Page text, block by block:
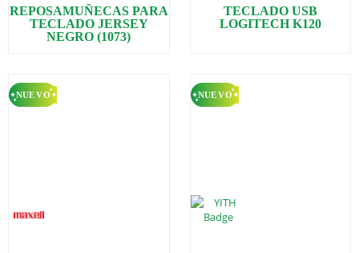
REPOSAMUÑECAS PARA
TECLADO JERSEY
NEGRO (1073)
TECLADO USB
LOGITECH K120